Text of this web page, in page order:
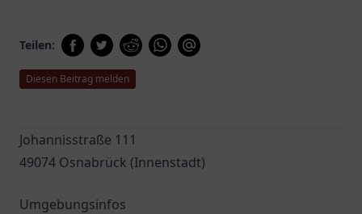
Teilen:
Diesen Beitrag melden
Johannisstraße 111
49074 Osnabrück (Innenstadt)
Umgebungsinfos